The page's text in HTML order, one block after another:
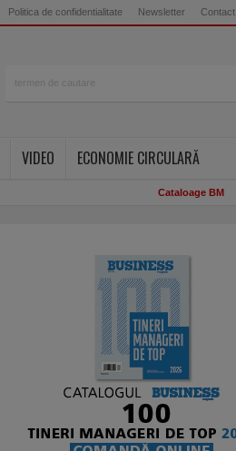
Politica de confidentialitate Newsletter Contact
VIDEO
ECONOMIE CIRCULARĂ
Cataloage BM